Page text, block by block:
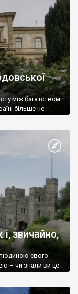
між багатством
більше не
звичайно,
свого
– чи знали ви це